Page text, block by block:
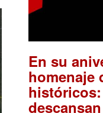
En su
homenaje